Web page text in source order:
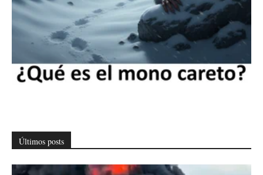
Últimos posts